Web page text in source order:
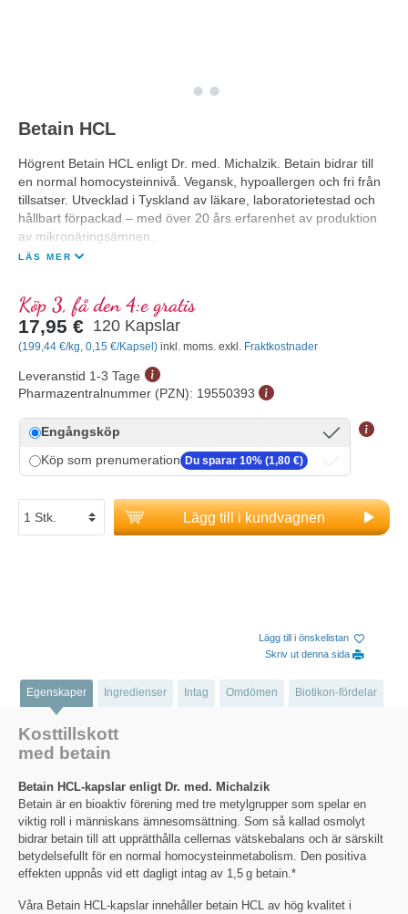
Betain HCL
Högrent Betain HCL enligt Dr. med. Michalzik. Betain bidrar till
en normal homocysteinnivå. Vegansk, hypoallergen och fri från
tillsatser. Utvecklad i Tyskland av läkare, laboratorietestad och
hållbart förpackad – med över 20 års erfarenhet av produktion
av mikronäringsämnen.
LÄS MER
Köp 3, få den 4:e gratis
17,95 € 120 Kapslar
(199,44 €/kg, 0,15 €/Kapsel) inkl. moms. exkl. Fraktkostnader
Leveranstid 1-3 Tage
Pharmazentralnummer (PZN): 19550393
Engångsköp
Köp som prenumeration Du sparar 10% (1,80 €)
Lägg till i kundvagnen
Lägg till i önskelistan
Skriv ut denna sida
Egenskaper Ingredienser Intag Omdömen Biotikon-fördelar
Kosttillskott
med betain
Betain HCL-kapslar enligt Dr. med. Michalzik
Betain är en bioaktiv förening med tre metylgrupper som spelar en
viktig roll i människans ämnesomsättning. Som så kallad osmolyt
bidrar betain till att upprätthålla cellernas vätskebalans och är särskilt
betydelsefullt för en normal homocysteinmetabolism. Den positiva
effekten uppnås vid ett dagligt intag av 1,5 g betain.*
Våra Betain HCL-kapslar innehåller betain HCL av hög kvalitet i